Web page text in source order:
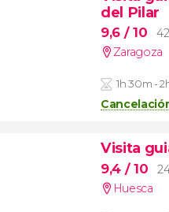
del Pilar
9,6 / 10
Zaragoza
1h 30m -
Visita
9,4 / 10
Huesca